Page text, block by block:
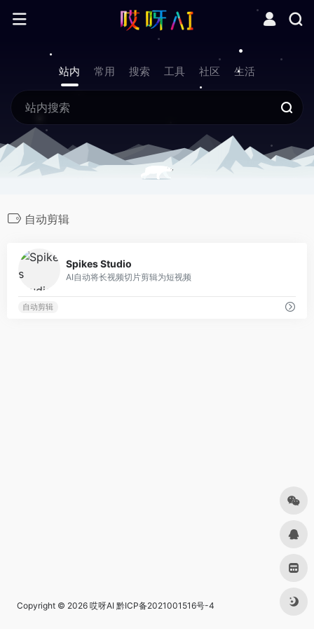
站内 常用 搜索 工具 社区 生活
自动剪辑
Spikes Studio
AI自动将长视频切片剪辑为短视频
自动剪辑
Copyright © 2026 哎呀AI 黔ICP备2021001516号-4